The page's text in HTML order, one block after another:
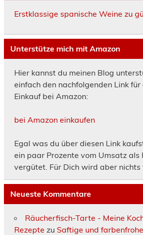
Erstklassige spanische Weine zu
Unterstütze mich mit Amazon
Hier kannst du meinen Blog
einfach den nachfolgenden Link
Einkauf bei Amazon:
bei Amazon einkaufen
Egal was du über diesen Link
ein paar Prozente vom Umsatz als
vergütet. Für Dich wird aber nichts
Neueste Kommentare
Räucherfisch-Tarte - Meine
Rezepte zu Saftige und